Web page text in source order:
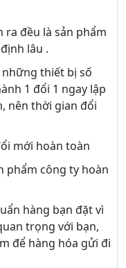
ra đều là sản phẩm
lâu .
những thiết bị số
1 đổi 1 ngay lập
nên thời gian đổi
mới hoàn toàn
phẩm công ty hoàn
hàng bạn đặt vì
trọng với bạn,
để hàng hóa gửi đi